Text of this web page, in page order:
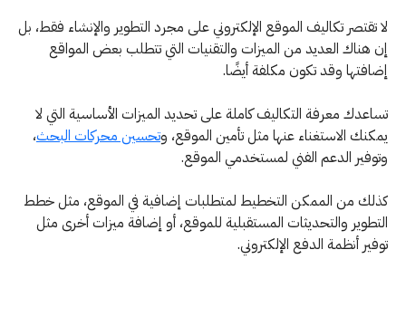
لا تقتصر تكاليف الموقع الإلكتروني على مجرد التطوير والإنشاء فقط، بل
إن هناك العديد من الميزات والتقنيات التي تتطلب بعض المواقع
إضافتها وقد تكون مكلفة أيضًا.
تساعدك معرفة التكاليف كاملة على تحديد الميزات الأساسية التي لا
يمكنك الاستغناء عنها مثل تأمين الموقع، وتحسين محركات البحث،
وتوفير الدعم الفني لمستخدمي الموقع.
كذلك من الممكن التخطيط لمتطلبات إضافية في الموقع، مثل خطط
التطوير والتحديثات المستقبلية للموقع، أو إضافة ميزات أخرى مثل
توفير أنظمة الدفع الإلكتروني.